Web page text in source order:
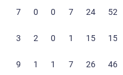
7 0 0 7 24 52
3 2 0 1 15 15
9 1 1 7 26 46